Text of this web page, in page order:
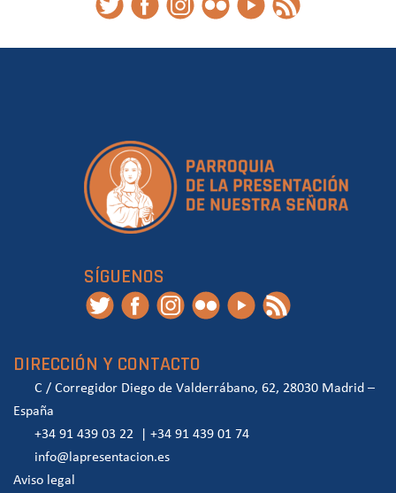
SÍGUENOS
DIRECCIÓN Y CONTACTO
C / Corregidor Diego de Valderrábano, 62, 28030 Madrid –
España
+34 91 439 03 22
+34 91 439 01 74
info@lapresentacion.es
Aviso legal